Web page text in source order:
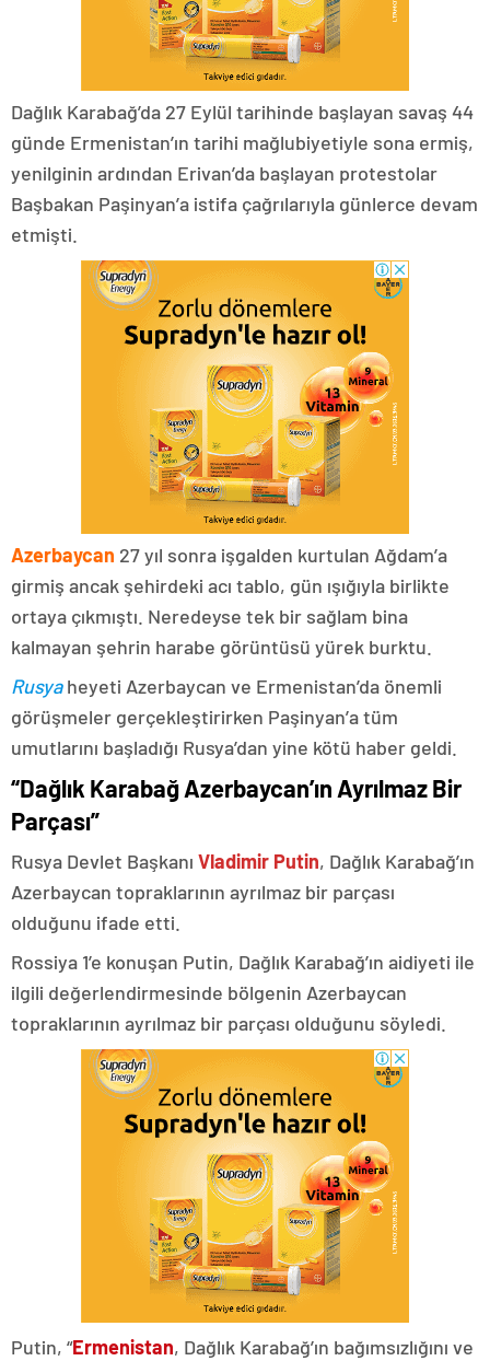
Dağlık Karabağ’da 27 Eylül tarihinde başlayan savaş 44
günde Ermenistan’ın tarihi mağlubiyetiyle sona ermiş,
yenilginin ardından Erivan’da başlayan protestolar
Başbakan Paşinyan’a istifa çağrılarıyla günlerce devam
etmişti.
Azerbaycan 27 yıl sonra işgalden kurtulan Ağdam’a
girmiş ancak şehirdeki acı tablo, gün ışığıyla birlikte
ortaya çıkmıştı. Neredeyse tek bir sağlam bina
kalmayan şehrin harabe görüntüsü yürek burktu.
Rusyaheyeti Azerbaycan ve Ermenistan’da önemli
görüşmeler gerçekleştirirken Paşinyan’a tüm
umutlarını başladığı Rusya’dan yine kötü haber geldi.
“Dağlık Karabağ Azerbaycan’ın Ayrılmaz Bir
Parçası”
Rusya Devlet Başkanı Vladimir Putin, Dağlık Karabağ’ın
Azerbaycan topraklarının ayrılmaz bir parçası
olduğunu ifade etti.
Rossiya 1’e konuşan Putin, Dağlık Karabağ’ın aidiyeti ile
ilgili değerlendirmesinde bölgenin Azerbaycan
topraklarının ayrılmaz bir parçası olduğunu söyledi.
Putin, “Ermenistan, Dağlık Karabağ’ın bağımsızlığını ve